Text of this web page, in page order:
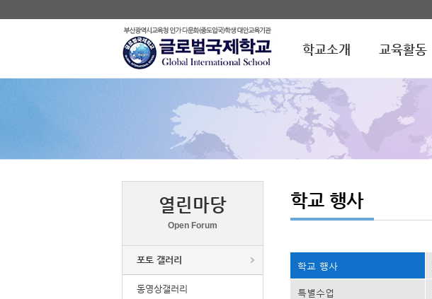
학교소개 교육활동
열린마당
Open Forum
포토 갤러리
동영상갤러리
학교 행사
학교 행사
특별수업